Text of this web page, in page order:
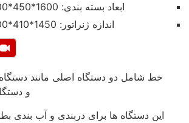
ابعاد بسته بندی: 1600*450*1500 میلی متر
اندازه ژنراتور: 1450*410*1300 میلی متر
خط شامل دو دستگاه اصلی مانند دستگاه
و
این دستگاه ها برای دربندی و آب بندی